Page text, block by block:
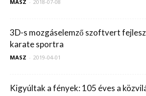
MASZ - 2018-07-08
3D-s mozgáselemző szoftvert
karate sportra
MASZ - 2019-04-01
Kigyúltak a fények: 105 éves a